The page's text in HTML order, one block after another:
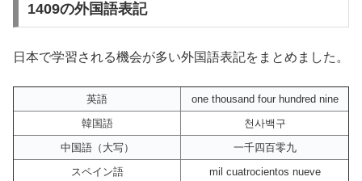
1409の外国語表記
日本で学習される機会が多い外国語表記をまとめました。
英語
one thousand four hundred nine
韓国語
천사백구
中国語（大写）
一千四百零九
スペイン語
mil cuatrocientos nueve